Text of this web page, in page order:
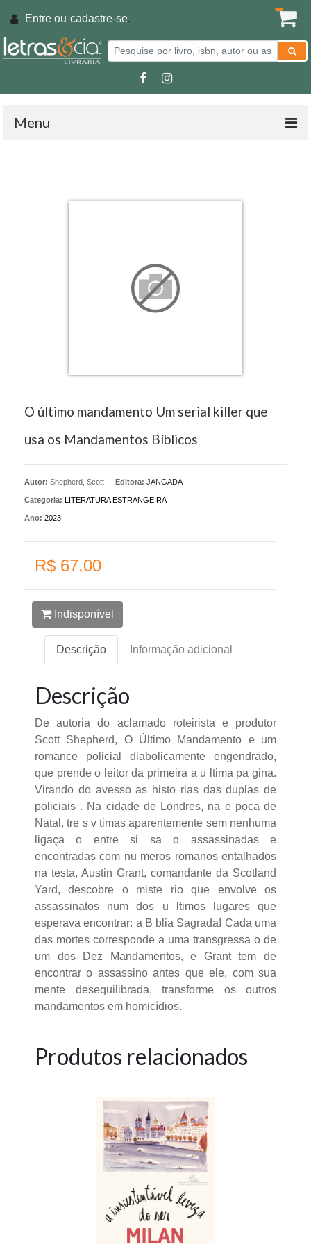
Entre ou cadastre-se.
Menu
O último mandamento Um serial killer que
usa os Mandamentos Bíblicos
Autor: Shepherd, Scott | Editora: JANGADA
Categoria: LITERATURA ESTRANGEIRA
Ano: 2023
R$ 67,00
Indisponível
Descrição Informação adicional
Descrição
De autoria do aclamado roteirista e produtor
Scott Shepherd, O Último Mandamento e um
romance policial diabolicamente engendrado,
que prende o leitor da primeira a u ltima pa gina.
Virando do avesso as histo rias das duplas de
policiais . Na cidade de Londres, na e poca de
Natal, tre s v timas aparentemente sem nenhuma
ligaça o entre si sa o assassinadas e
encontradas com nu meros romanos entalhados
na testa, Austin Grant, comandante da Scotland
Yard, descobre o miste rio que envolve os
assassinatos num dos u ltimos lugares que
esperava encontrar: a B blia Sagrada! Cada uma
das mortes corresponde a uma transgressa o de
um dos Dez Mandamentos, e Grant tem de
encontrar o assassino antes que ele, com sua
mente desequilibrada, transforme os outros
mandamentos em homicídios.
Produtos relacionados